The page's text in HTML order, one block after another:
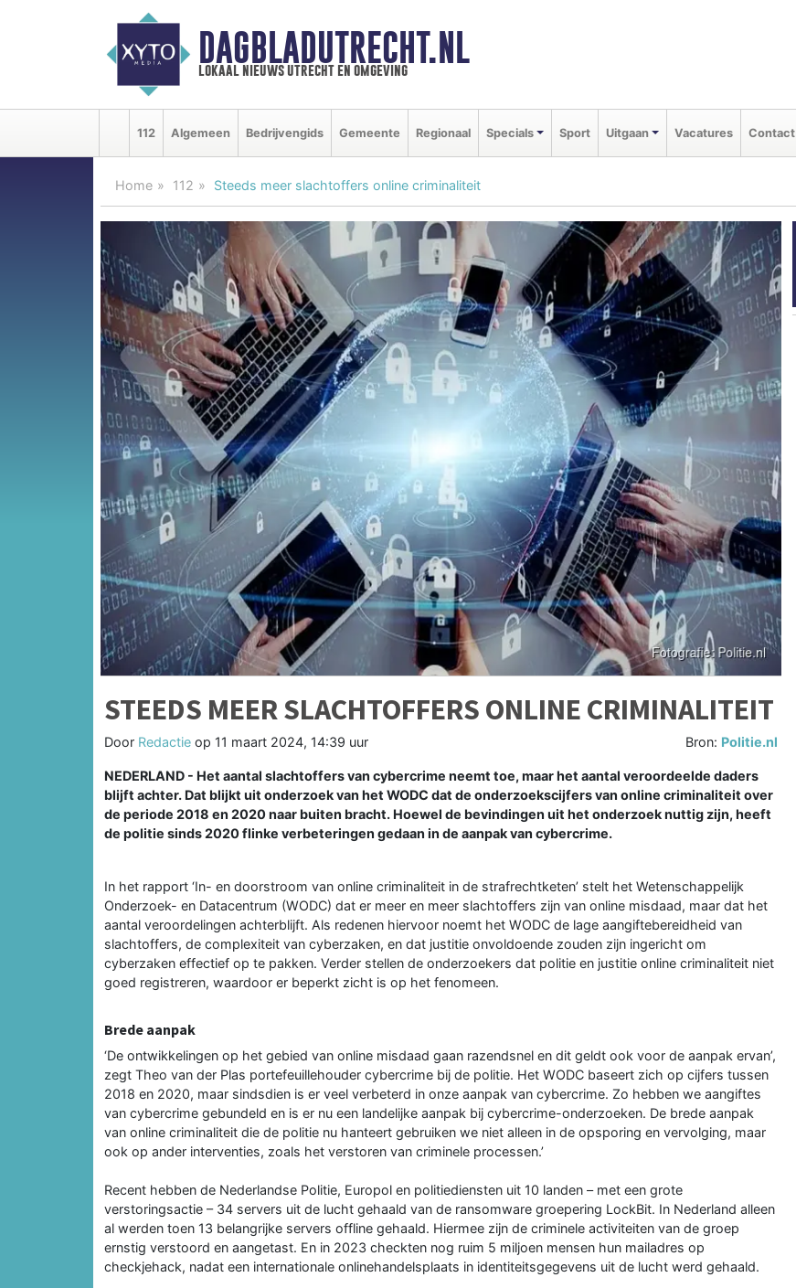
DAGBLADUTRECHT.NL
lokaal nieuws utrecht en omgeving
112 Algemeen Bedrijvengids Gemeente Regionaal Specials Sport Uitgaan Vacatures Contact
Home 112 Steeds meer slachtoffers online criminaliteit
STEEDS MEER SLACHTOFFERS ONLINE CRIMINALITEIT
Door Redactie op 11 maart 2024, 14:39 uur Bron: Politie.nl
NEDERLAND - Het aantal slachtoffers van cybercrime neemt toe, maar het aantal veroordeelde daders
blijft achter. Dat blijkt uit onderzoek van het WODC dat de onderzoekscijfers van online criminaliteit over
de periode 2018 en 2020 naar buiten bracht. Hoewel de bevindingen uit het onderzoek nuttig zijn, heeft
de politie sinds 2020 flinke verbeteringen gedaan in de aanpak van cybercrime.
In het rapport ‘In- en doorstroom van online criminaliteit in de strafrechtketen’ stelt het Wetenschappelijk
Onderzoek- en Datacentrum (WODC) dat er meer en meer slachtoffers zijn van online misdaad, maar dat het
aantal veroordelingen achterblijft. Als redenen hiervoor noemt het WODC de lage aangiftebereidheid van
slachtoffers, de complexiteit van cyberzaken, en dat justitie onvoldoende zouden zijn ingericht om
cyberzaken effectief op te pakken. Verder stellen de onderzoekers dat politie en justitie online criminaliteit niet
goed registreren, waardoor er beperkt zicht is op het fenomeen.
Brede aanpak
‘De ontwikkelingen op het gebied van online misdaad gaan razendsnel en dit geldt ook voor de aanpak ervan’,
zegt Theo van der Plas portefeuillehouder cybercrime bij de politie. Het WODC baseert zich op cijfers tussen
2018 en 2020, maar sindsdien is er veel verbeterd in onze aanpak van cybercrime. Zo hebben we aangiftes
van cybercrime gebundeld en is er nu een landelijke aanpak bij cybercrime-onderzoeken. De brede aanpak
van online criminaliteit die de politie nu hanteert gebruiken we niet alleen in de opsporing en vervolging, maar
ook op ander interventies, zoals het verstoren van criminele processen.’
Recent hebben de Nederlandse Politie, Europol en politiediensten uit 10 landen – met een grote
verstoringsactie – 34 servers uit de lucht gehaald van de ransomware groepering LockBit. In Nederland alleen
al werden toen 13 belangrijke servers offline gehaald. Hiermee zijn de criminele activiteiten van de groep
ernstig verstoord en aangetast. En in 2023 checkten nog ruim 5 miljoen mensen hun mailadres op
checkjehack, nadat een internationale onlinehandelsplaats in identiteitsgegevens uit de lucht werd gehaald.